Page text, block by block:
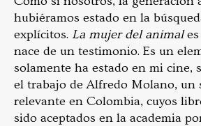
hubiéramos estado en la
explícitos. La mujer del animal
nace de un testimonio. Es un
solamente ha estado en mi cine,
el trabajo de Alfredo Molano, un
relevante en Colombia, cuyos
sido aceptados en la academia